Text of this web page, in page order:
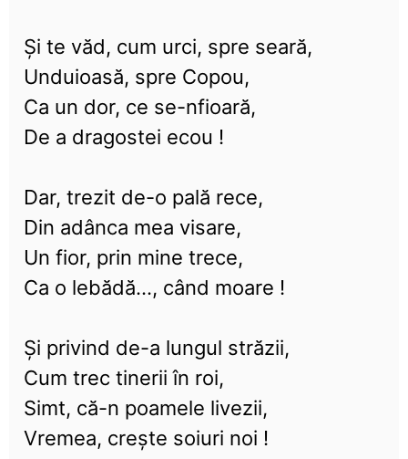
Și te văd, cum urci, spre seară,
Unduioasă, spre Copou,
Ca un dor, ce se-nfioară,
De a dragostei ecou !
Dar, trezit de-o pală rece,
Din adânca mea visare,
Un fior, prin mine trece,
Ca o lebădă..., când moare !
Și privind de-a lungul străzii,
Cum trec tinerii în roi,
Simt, că-n poamele livezii,
Vremea, crește soiuri noi !